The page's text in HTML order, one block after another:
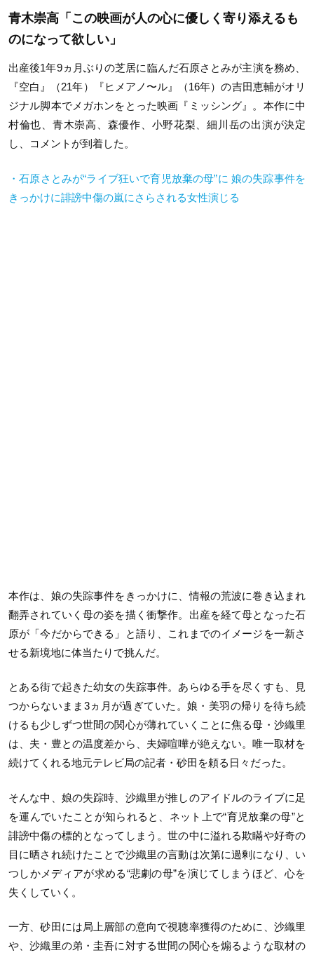
青木崇高「この映画が人の心に優しく寄り添えるも
のになって欲しい」
出産後1年9ヵ月ぶりの芝居に臨んだ石原さとみが主演を務め、
『空白』（21年）『ヒメアノ〜ル』（16年）の吉田恵輔がオリ
ジナル脚本でメガホンをとった映画『ミッシング』。本作に中
村倫也、青木崇高、森優作、小野花梨、細川岳の出演が決定
し、コメントが到着した。
・石原さとみが“ライブ狂いで育児放棄の母”に 娘の失踪事件を
きっかけに誹謗中傷の嵐にさらされる女性演じる
本作は、娘の失踪事件をきっかけに、情報の荒波に巻き込まれ
翻弄されていく母の姿を描く衝撃作。出産を経て母となった石
原が「今だからできる」と語り、これまでのイメージを一新さ
せる新境地に体当たりで挑んだ。
とある街で起きた幼女の失踪事件。あらゆる手を尽くすも、見
つからないまま3ヵ月が過ぎていた。娘・美羽の帰りを待ち続
けるも少しずつ世間の関心が薄れていくことに焦る母・沙織里
は、夫・豊との温度差から、夫婦喧嘩が絶えない。唯一取材を
続けてくれる地元テレビ局の記者・砂田を頼る日々だった。
そんな中、娘の失踪時、沙織里が推しのアイドルのライブに足
を運んでいたことが知られると、ネット上で“育児放棄の母”と
誹謗中傷の標的となってしまう。世の中に溢れる欺瞞や好奇の
目に晒され続けたことで沙織里の言動は次第に過剰になり、い
つしかメディアが求める“悲劇の母”を演じてしまうほど、心を
失くしていく。
一方、砂田には局上層部の意向で視聴率獲得のために、沙織里
や、沙織里の弟・圭吾に対する世間の関心を煽るような取材の